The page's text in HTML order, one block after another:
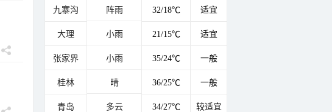
九寨沟 阵雨 32/18℃ 适宜
大理 小雨 21/15℃ 适宜
张家界 小雨 35/24℃ 一般
桂林 晴 36/25℃ 一般
青岛 多云 34/27℃ 较适宜